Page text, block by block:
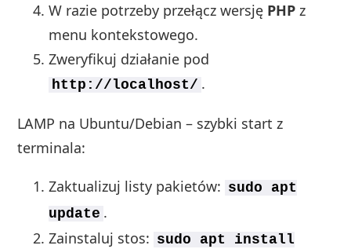
W razie potrzeby przełącz wersję PHP z
menu kontekstowego.
Zweryfikuj działanie pod
http://localhost/ .
LAMP na Ubuntu/Debian – szybki start z
terminala:
Zaktualizuj listy pakietów: sudo apt
update .
Zainstaluj stos: sudo apt install